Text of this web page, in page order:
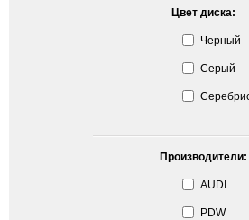
Цвет диска:
Черный
Серый
Производители:
AUDI
PDW